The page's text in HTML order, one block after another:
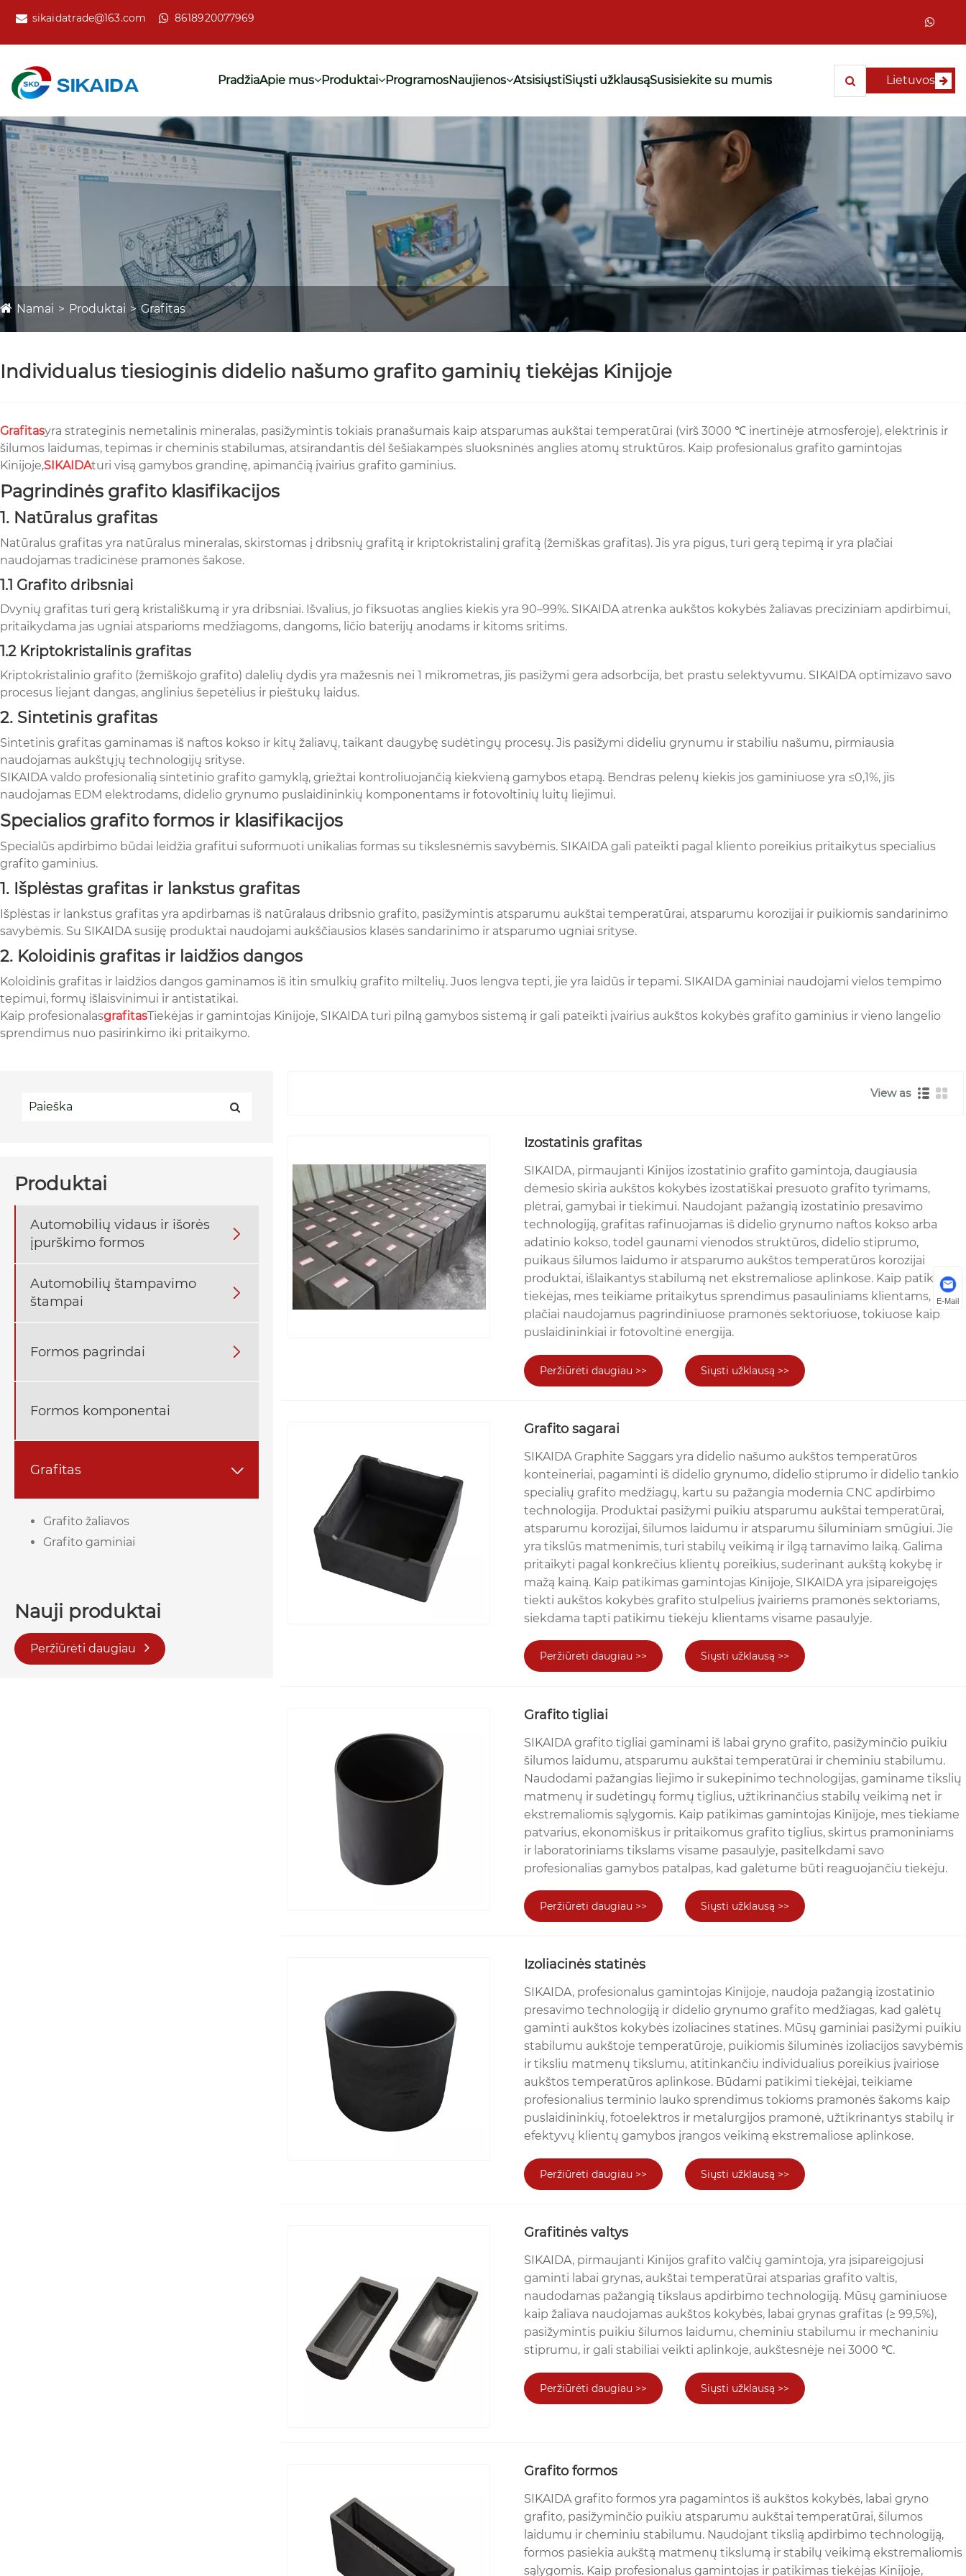
sikaidatrade@163.com 8618920077969
PradžiaApie mus Produktai ProgramosNaujienos AtsisiųstiSiųsti užklausąSusisiekite su mumis Lietuvos
Namai Produktai Grafitas
Individualus tiesioginis didelio našumo grafito gaminių tiekėjas Kinijoje
Grafitasyra strateginis nemetalinis mineralas, pasižymintis tokiais pranašumais kaip atsparumas aukštai temperatūrai (virš 3000 ℃ inertinėje atmosferoje), elektrinis ir
šilumos laidumas, tepimas ir cheminis stabilumas, atsirandantis dėl šešiakampės sluoksninės anglies atomų struktūros. Kaip profesionalus grafito gamintojas
Kinijoje,SIKAIDAturi visą gamybos grandinę, apimančią įvairius grafito gaminius.
Pagrindinės grafito klasifikacijos
1. Natūralus grafitas
Natūralus grafitas yra natūralus mineralas, skirstomas į dribsnių grafitą ir kriptokristalinį grafitą (žemiškas grafitas). Jis yra pigus, turi gerą tepimą ir yra plačiai
naudojamas tradicinėse pramonės šakose.
1.1 Grafito dribsniai
Dvynių grafitas turi gerą kristališkumą ir yra dribsniai. Išvalius, jo fiksuotas anglies kiekis yra 90–99%. SIKAIDA atrenka aukštos kokybės žaliavas preciziniam apdirbimui,
pritaikydama jas ugniai atsparioms medžiagoms, dangoms, ličio baterijų anodams ir kitoms sritims.
1.2 Kriptokristalinis grafitas
Kriptokristalinio grafito (žemiškojo grafito) dalelių dydis yra mažesnis nei 1 mikrometras, jis pasižymi gera adsorbcija, bet prastu selektyvumu. SIKAIDA optimizavo savo
procesus liejant dangas, anglinius šepetėlius ir pieštukų laidus.
2. Sintetinis grafitas
Sintetinis grafitas gaminamas iš naftos kokso ir kitų žaliavų, taikant daugybę sudėtingų procesų. Jis pasižymi dideliu grynumu ir stabiliu našumu, pirmiausia
naudojamas aukštųjų technologijų srityse.
SIKAIDA valdo profesionalią sintetinio grafito gamyklą, griežtai kontroliuojančią kiekvieną gamybos etapą. Bendras pelenų kiekis jos gaminiuose yra ≤0,1%, jis
naudojamas EDM elektrodams, didelio grynumo puslaidininkių komponentams ir fotovoltinių luitų liejimui.
Specialios grafito formos ir klasifikacijos
Specialūs apdirbimo būdai leidžia grafitui suformuoti unikalias formas su tikslesnėmis savybėmis. SIKAIDA gali pateikti pagal kliento poreikius pritaikytus specialius
grafito gaminius.
1. Išplėstas grafitas ir lankstus grafitas
Išplėstas ir lankstus grafitas yra apdirbamas iš natūralaus dribsnio grafito, pasižymintis atsparumu aukštai temperatūrai, atsparumu korozijai ir puikiomis sandarinimo
savybėmis. Su SIKAIDA susiję produktai naudojami aukščiausios klasės sandarinimo ir atsparumo ugniai srityse.
2. Koloidinis grafitas ir laidžios dangos
Koloidinis grafitas ir laidžios dangos gaminamos iš itin smulkių grafito miltelių. Juos lengva tepti, jie yra laidūs ir tepami. SIKAIDA gaminiai naudojami vielos tempimo
tepimui, formų išlaisvinimui ir antistatikai.
Kaip profesionalasgrafitasTiekėjas ir gamintojas Kinijoje, SIKAIDA turi pilną gamybos sistemą ir gali pateikti įvairius aukštos kokybės grafito gaminius ir vieno langelio
sprendimus nuo pasirinkimo iki pritaikymo.
Produktai
Automobilių vidaus ir išorės
įpurškimo formos

Automobilių štampavimo
štampai

Formos pagrindai 
Formos komponentai
Grafitas 
Grafito žaliavos
Grafito gaminiai
Nauji produktai
Peržiūrėti daugiau
View as
Izostatinis grafitas
SIKAIDA, pirmaujanti Kinijos izostatinio grafito gamintoja, daugiausia
dėmesio skiria aukštos kokybės izostatiškai presuoto grafito tyrimams,
plėtrai, gamybai ir tiekimui. Naudojant pažangią izostatinio presavimo
technologiją, grafitas rafinuojamas iš didelio grynumo naftos kokso arba
adatinio kokso, todėl gaunami vienodos struktūros, didelio stiprumo,
puikaus šilumos laidumo ir atsparumo aukštos temperatūros korozijai
produktai, išlaikantys stabilumą net ekstremaliose aplinkose. Kaip patikimas
tiekėjas, mes teikiame pritaikytus sprendimus pasauliniams klientams,
plačiai naudojamus pagrindiniuose pramonės sektoriuose, tokiuose kaip
puslaidininkiai ir fotovoltinė energija.
Peržiūrėti daugiau >> Siųsti užklausą >>
Grafito sagarai
SIKAIDA Graphite Saggars yra didelio našumo aukštos temperatūros
konteineriai, pagaminti iš didelio grynumo, didelio stiprumo ir didelio tankio
specialių grafito medžiagų, kartu su pažangia modernia CNC apdirbimo
technologija. Produktai pasižymi puikiu atsparumu aukštai temperatūrai,
atsparumu korozijai, šilumos laidumu ir atsparumu šiluminiam smūgiui. Jie
yra tikslūs matmenimis, turi stabilų veikimą ir ilgą tarnavimo laiką. Galima
pritaikyti pagal konkrečius klientų poreikius, suderinant aukštą kokybę ir
mažą kainą. Kaip patikimas gamintojas Kinijoje, SIKAIDA yra įsipareigojęs
tiekti aukštos kokybės grafito stulpelius įvairiems pramonės sektoriams,
siekdama tapti patikimu tiekėju klientams visame pasaulyje.
Peržiūrėti daugiau >> Siųsti užklausą >>
Grafito tigliai
SIKAIDA grafito tigliai gaminami iš labai gryno grafito, pasižyminčio puikiu
šilumos laidumu, atsparumu aukštai temperatūrai ir cheminiu stabilumu.
Naudodami pažangias liejimo ir sukepinimo technologijas, gaminame tikslių
matmenų ir sudėtingų formų tiglius, užtikrinančius stabilų veikimą net ir
ekstremaliomis sąlygomis. Kaip patikimas gamintojas Kinijoje, mes tiekiame
patvarius, ekonomiškus ir pritaikomus grafito tiglius, skirtus pramoniniams
ir laboratoriniams tikslams visame pasaulyje, pasitelkdami savo
profesionalias gamybos patalpas, kad galėtume būti reaguojančiu tiekėju.
Peržiūrėti daugiau >> Siųsti užklausą >>
Izoliacinės statinės
SIKAIDA, profesionalus gamintojas Kinijoje, naudoja pažangią izostatinio
presavimo technologiją ir didelio grynumo grafito medžiagas, kad galėtų
gaminti aukštos kokybės izoliacines statines. Mūsų gaminiai pasižymi puikiu
stabilumu aukštoje temperatūroje, puikiomis šiluminės izoliacijos savybėmis
ir tiksliu matmenų tikslumu, atitinkančiu individualius poreikius įvairiose
aukštos temperatūros aplinkose. Būdami patikimi tiekėjai, teikiame
profesionalius terminio lauko sprendimus tokioms pramonės šakoms kaip
puslaidininkių, fotoelektros ir metalurgijos pramonė, užtikrinantys stabilų ir
efektyvų klientų gamybos įrangos veikimą ekstremaliose aplinkose.
Peržiūrėti daugiau >> Siųsti užklausą >>
Grafitinės valtys
SIKAIDA, pirmaujanti Kinijos grafito valčių gamintoja, yra įsipareigojusi
gaminti labai grynas, aukštai temperatūrai atsparias grafito valtis,
naudodamas pažangią tikslaus apdirbimo technologiją. Mūsų gaminiuose
kaip žaliava naudojamas aukštos kokybės, labai grynas grafitas (≥ 99,5%),
pasižymintis puikiu šilumos laidumu, cheminiu stabilumu ir mechaniniu
stiprumu, ir gali stabiliai veikti aplinkoje, aukštesnėje nei 3000 ℃.
Peržiūrėti daugiau >> Siųsti užklausą >>
Grafito formos
SIKAIDA grafito formos yra pagamintos iš aukštos kokybės, labai gryno
grafito, pasižyminčio puikiu atsparumu aukštai temperatūrai, šilumos
laidumu ir cheminiu stabilumu. Naudojant tikslią apdirbimo technologiją,
formos pasiekia aukštą matmenų tikslumą ir stabilų veikimą ekstremaliomis
sąlygomis. Kaip profesionalus gamintojas ir patikimas tiekėjas Kinijoje,
E-Mail